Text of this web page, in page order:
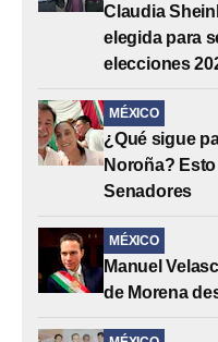
Claudia
elegida para
elecciones
MÉXICO
¿Qué sigue
Noroña?
Senadores
MÉXICO
Manuel
de Morena